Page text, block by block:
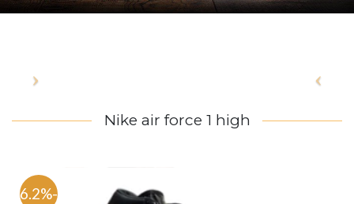
Nike air force 1 high
-46.2%